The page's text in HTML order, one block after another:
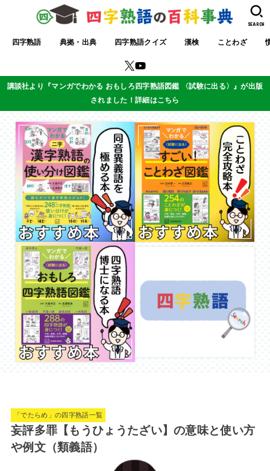
四字熟語 典拠・出典 四字熟語クイズ 漢検 ことわざ
SEARCH
講談社より『マンガでわかる おもしろ四字熟語図鑑 〈試験に出る〉』が出版
されました！詳細はこちら
「でたらめ」の四字熟語一覧
妄評多罪【もうひょうたざい】の意味と使い方
や例文（類義語）